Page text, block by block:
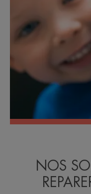
NOS